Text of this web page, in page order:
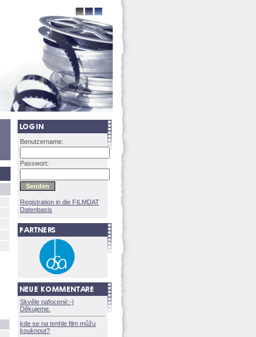
Benutzername:
Passwort:
Registration in die FILMDAT
Datenbasis
Skvěle nafocené:-)
Děkujeme.
kde se na tenhle film můžu
kouknout?